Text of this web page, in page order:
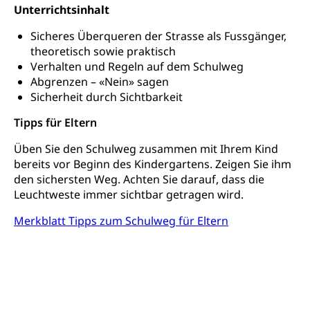
Unterrichtsinhalt
Sicheres Überqueren der Strasse als Fussgänger,
theoretisch sowie praktisch
Verhalten und Regeln auf dem Schulweg
Abgrenzen – «Nein» sagen
Sicherheit durch Sichtbarkeit
Tipps für Eltern
Üben Sie den Schulweg zusammen mit Ihrem Kind
bereits vor Beginn des Kindergartens. Zeigen Sie ihm
den sichersten Weg. Achten Sie darauf, dass die
Leuchtweste immer sichtbar getragen wird.
Merkblatt Tipps zum Schulweg für Eltern
Früherziehung
Schuldienste
Betreuungsangebote
Freiwilliger Schulsport
Hochschule PHLU
Stipendien Hochschule Luzern hslu
Pädagogische Hochschule Luzern, PH Luzern, UniLU,
swissuniversities (Dachorganisation der Schweizer
Hochschulen)
swissuniversities
Universität Luzern
Fachstelle Hochschulbildung
Vorschule
Kindergarten, Kinderkrippe, Krippe, Kinderhort,
Freiwilliges Kindergarten Jahr
Kinderbetreuung
Freiwilliges Kindergarten Jahr
Frühe Sprachförderung
Kindergarten & Basisstufe
Gesundheit und Soziales
Konsumentenschutz